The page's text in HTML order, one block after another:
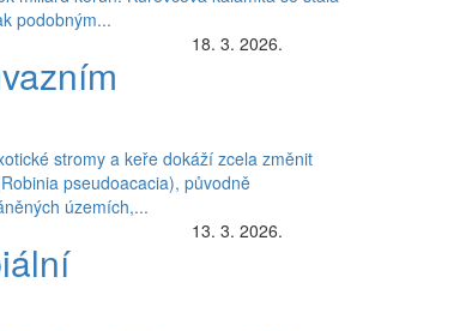
podobným...
18. 3. 2026.
stromy a keře dokáží zcela změnit
pseudoacacia), původně
územích,...
13. 3. 2026.